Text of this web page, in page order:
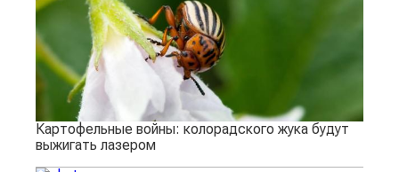
Картофельные войны: колорадского жука будут
выжигать лазером